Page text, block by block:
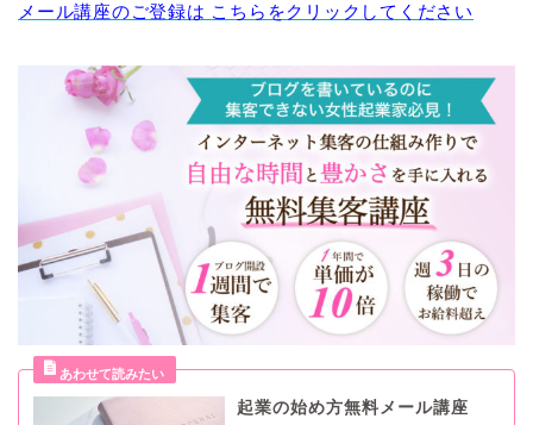
メール講座のご登録は こちらをクリックしてください
起業の始め方無料メール講座